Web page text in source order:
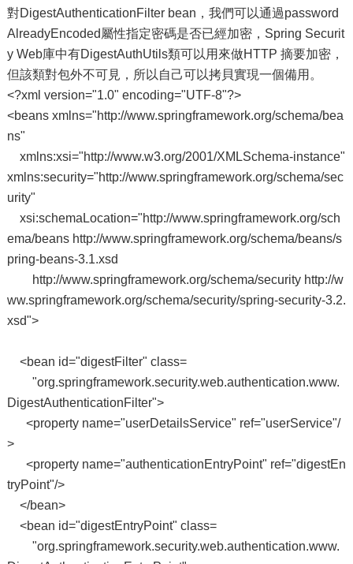
對DigestAuthenticationFilter bean，我們可以通過password
AlreadyEncoded屬性指定密碼是否已經加密，Spring Securit
y Web庫中有DigestAuthUtils類可以用來做HTTP 摘要加密，
但該類對包外不可見，所以自己可以拷貝實現一個備用。
<?xml version="1.0" encoding="UTF-8"?>
<beans xmlns="http://www.springframework.org/schema/bea
ns"
xmlns:xsi="http://www.w3.org/2001/XMLSchema-instance"
xmlns:security="http://www.springframework.org/schema/sec
urity"
xsi:schemaLocation="http://www.springframework.org/sch
ema/beans http://www.springframework.org/schema/beans/s
pring-beans-3.1.xsd
http://www.springframework.org/schema/security http://w
ww.springframework.org/schema/security/spring-security-3.2.
xsd">
<bean id="digestFilter" class=
"org.springframework.security.web.authentication.www.
DigestAuthenticationFilter">
<property name="userDetailsService" ref="userService"/
>
<property name="authenticationEntryPoint" ref="digestEn
tryPoint"/>
</bean>
<bean id="digestEntryPoint" class=
"org.springframework.security.web.authentication.www.